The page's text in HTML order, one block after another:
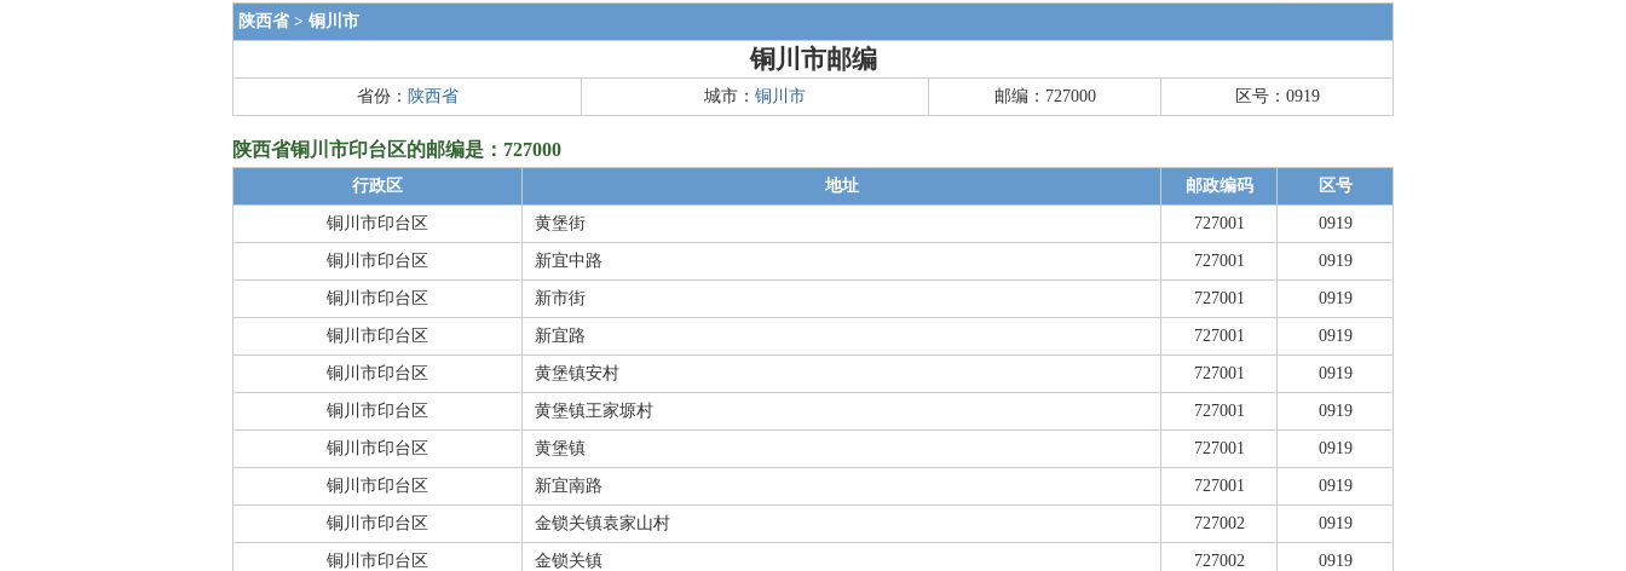
陕西省> 铜川市
铜川市邮编
省份： 陕西省 城市： 铜川市 邮编：727000 区号：0919
陕西省铜川市印台区的邮编是：727000
行政区 地址 邮政编码 区号
铜川市印台区 黄堡街 727001 0919
铜川市印台区 新宜中路 727001 0919
铜川市印台区 新市街 727001 0919
铜川市印台区 新宜路 727001 0919
铜川市印台区 黄堡镇安村 727001 0919
铜川市印台区 黄堡镇王家塬村 727001 0919
铜川市印台区 黄堡镇 727001 0919
铜川市印台区 新宜南路 727001 0919
铜川市印台区 金锁关镇袁家山村 727002 0919
铜川市印台区 金锁关镇 727002 0919